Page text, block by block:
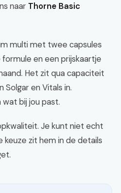
naar Thorne Basic
multi met twee capsules
en een prijskaartje
Het zit qua capaciteit
Solgar en Vitals in.
bij jou past.
Je kunt niet echt
keuze zit hem in de details